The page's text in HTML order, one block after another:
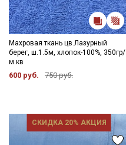
Махровая ткань цв.Лазурный
берег, ш.1.5м, хлопок-100%, 350гр/
м.кв
600 руб. 750 руб.
СКИДКА 20% АКЦИЯ